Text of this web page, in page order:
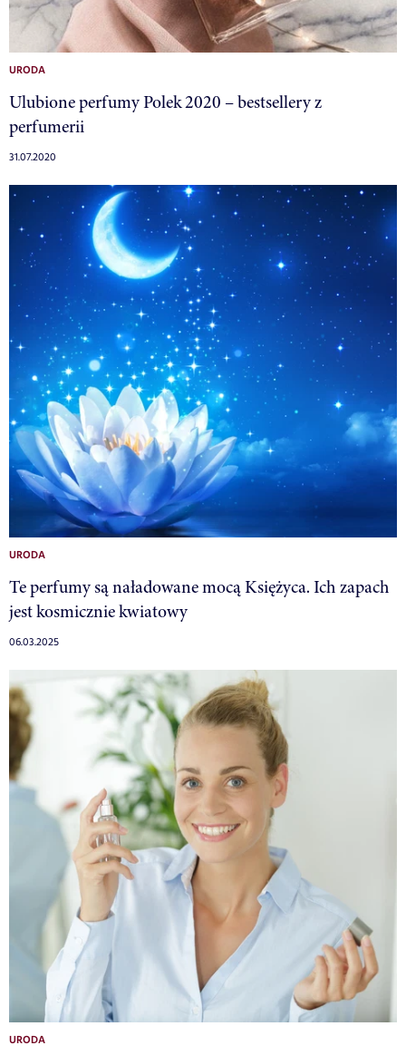
URODA
Ulubione perfumy Polek 2020 – bestsellery z
perfumerii
31.07.2020
URODA
Te perfumy są naładowane mocą Księżyca. Ich zapach
jest kosmicznie kwiatowy
06.03.2025
URODA